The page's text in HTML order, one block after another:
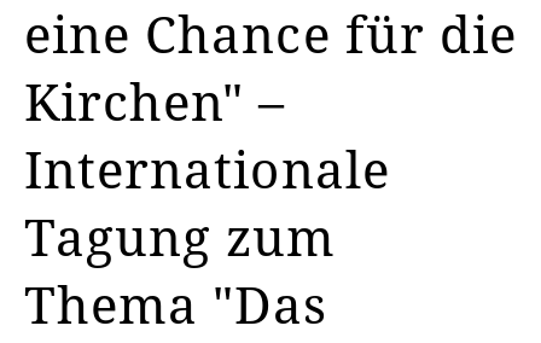
eine Chance für die
Kirchen" –
Internationale
Tagung zum
Thema "Das